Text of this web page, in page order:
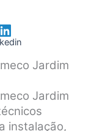
Jardim
Jardim
instalação,